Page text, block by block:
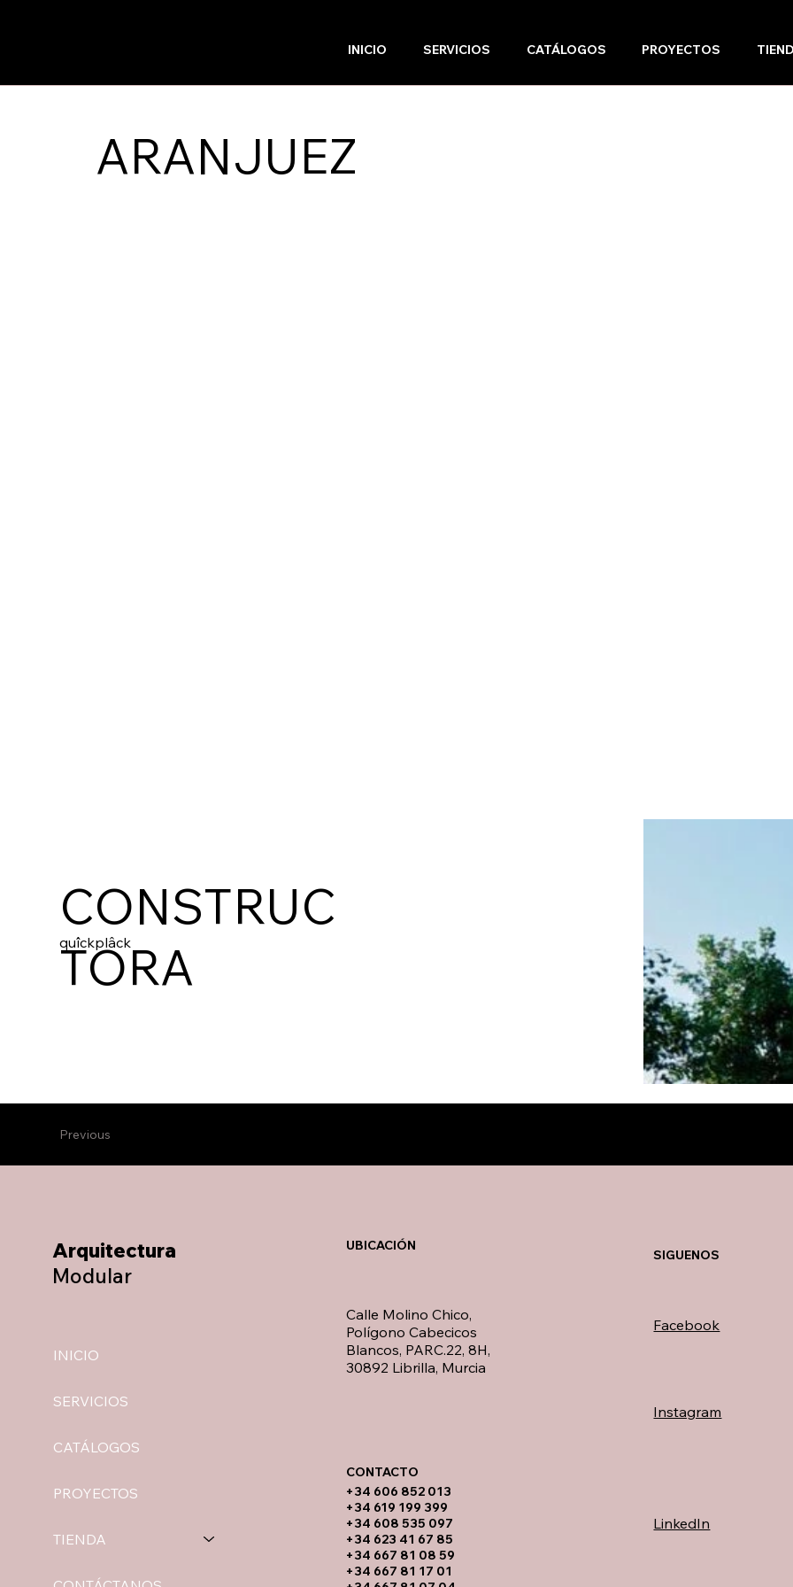
INICIO SERVICIOS CATÁLOGOS PROYECTOS
ARANJUEZ
quîckplâck
CONSTRUC
TORA
Previous
INICIO
SERVICIOS
CATÁLOGOS
PROYECTOS
TIENDA
Arquitectura
Modular
​+34 606 852 013
+34 619 199 399
​+34 608 535 097
+34 623 41 67 85
+34 667 81 08 59
+34 667 81 17 01
Calle Molino Chico,
Polígono Cabecicos
Blancos, PARC.22, 8H,
30892 Librilla, Murcia
UBICACIÓN
CONTACTO​
SIGUENOS
Facebook
Instagram
LinkedIn